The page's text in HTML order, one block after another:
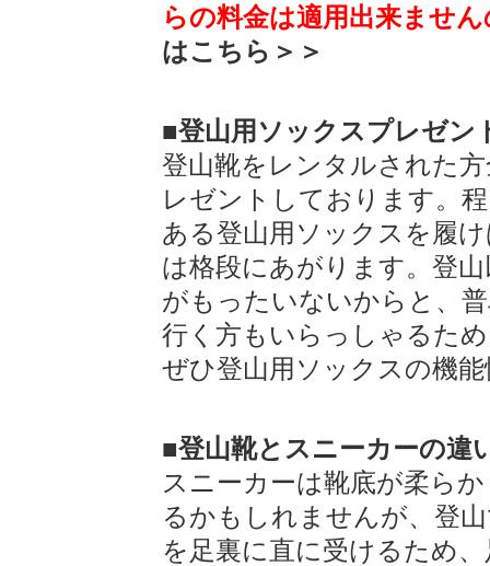
らの料金は適用出来ませ
はこちら＞＞
■登山用ソックスプレゼン
登山靴をレンタルされた
レゼントしております。
ある登山用ソックスを履
は格段にあがります。登
がもったいないからと、
行く方もいらっしゃるた
ぜひ登山用ソックスの機
■登山靴とスニーカーの違
スニーカーは靴底が柔ら
るかもしれませんが、登
を足裏に直に受けるため